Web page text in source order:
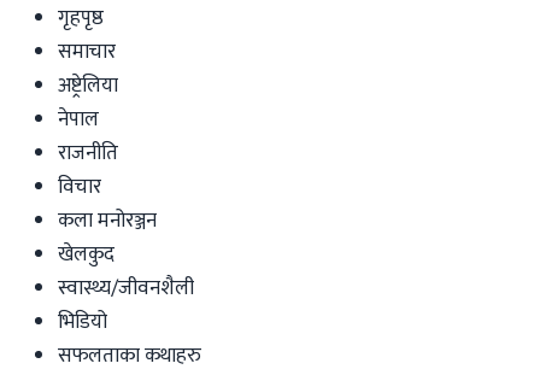
गृहपृष्ठ
समाचार
अष्ट्रेलिया
नेपाल
राजनीति
विचार
कला मनोरञ्जन
खेलकुद
स्वास्थ्य/जीवनशैली
भिडियो
सफलताका कथाहरु